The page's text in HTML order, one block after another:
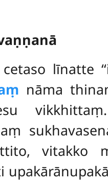
līnatte
nāma
vitakko